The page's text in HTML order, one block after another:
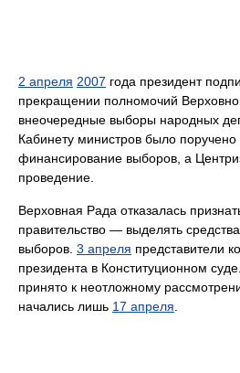
2 апреля 2007 года президент
прекращении полномочий
внеочередные выборы народных
Кабинету министров было поручено
финансирование выборов, а
проведение.
Верховная Рада отказалась
правительство — выделять
выборов. 3 апреля представители
президента в Конституционном суде.
принято к неотложному
начались лишь 17 апреля